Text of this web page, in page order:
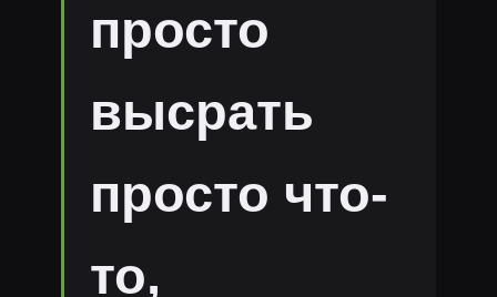
просто
высрать
просто что-
то,